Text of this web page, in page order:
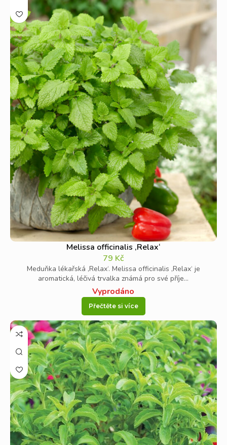
Melissa officinalis ‚Relax‘
79 Kč
Meduňka lékařská ‚Relax‘. Melissa officinalis ‚Relax‘ je
aromatická, léčivá trvalka známá pro své příje...
Vyprodáno
Přečtěte si více